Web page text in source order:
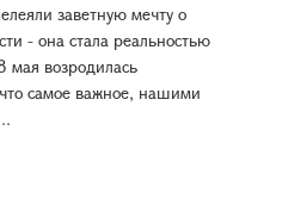
заветную мечту о
- она стала реальностью
мая возродилась
самое важное, нашими